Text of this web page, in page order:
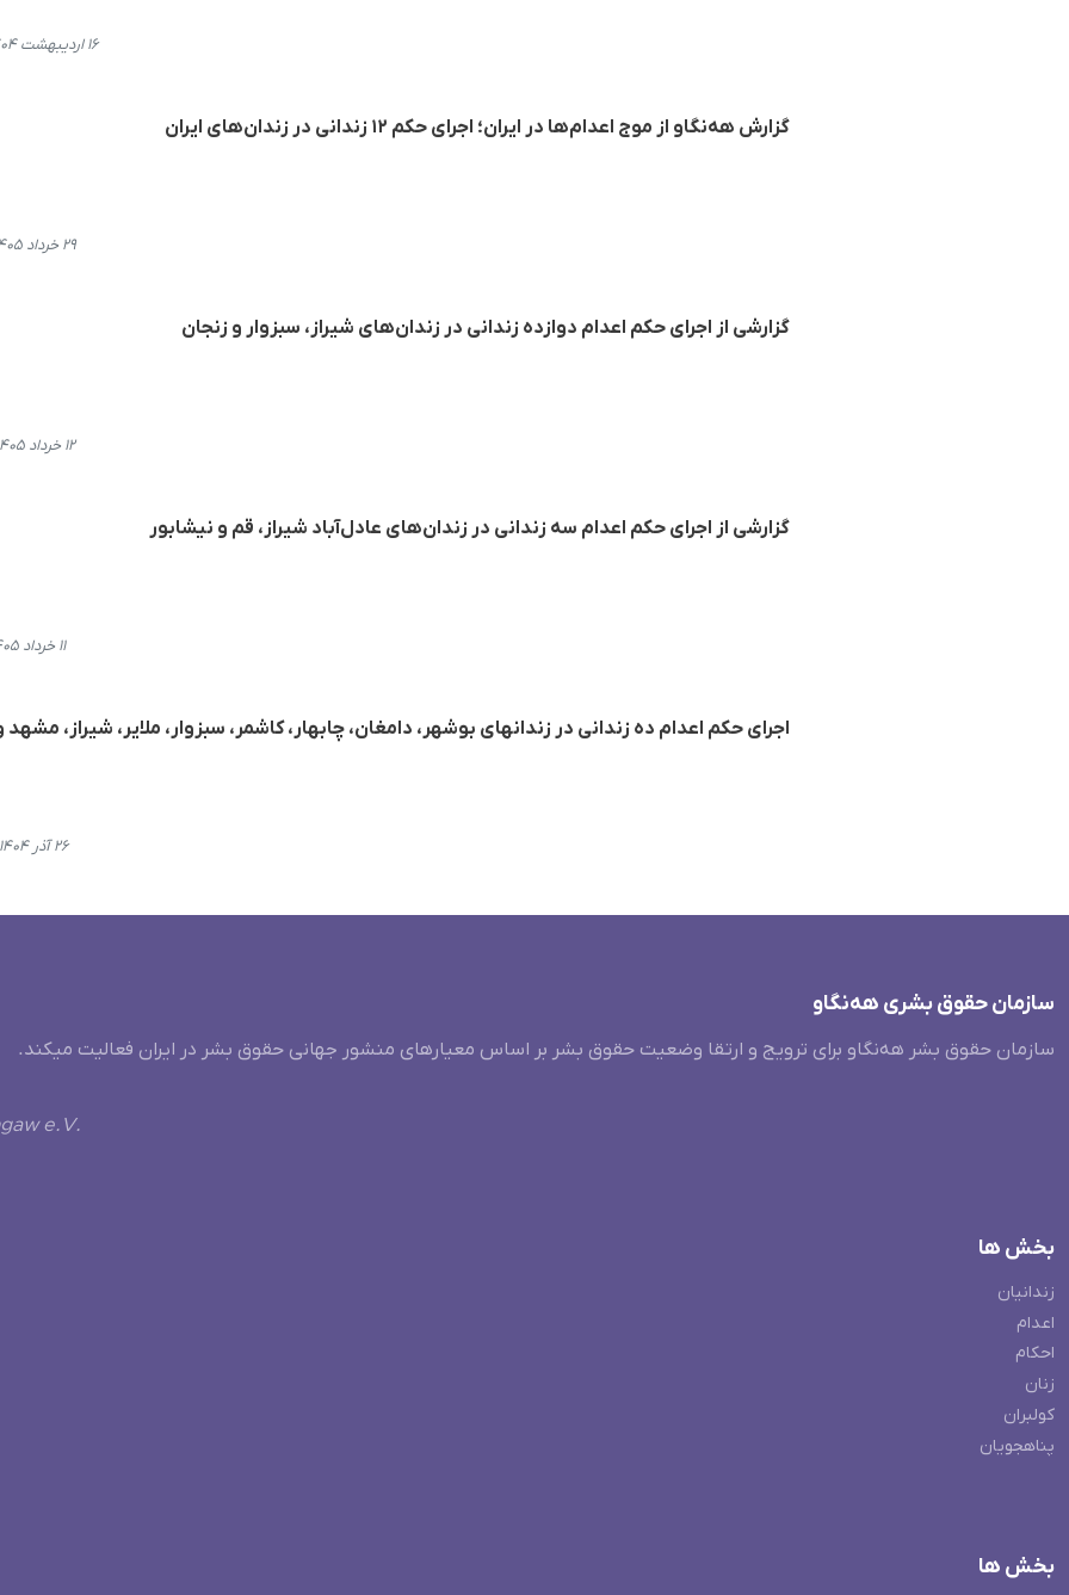
۱۶ اردیبهشت ۱۴۰۴، ۱۶:۱۹
گزارش هه‌نگاو از موج اعدام‌ها در ایران؛ اجرای حکم ۱۲ زندانی در زندان‌های ایران
۲۹ خرداد ۱۴۰۵، ۱۵:۰۲
گزارشی از اجرای حکم اعدام دوازده زندانی در زندان‌های شیراز، سبزوار و زنجان
۱۲ خرداد ۱۴۰۵، ۱۰:۵۴
گزارشی از اجرای حکم اعدام سه زندانی در زندان‌های عادل‌‌آباد شیراز، قم و نیشابور
۱۱ خرداد ۱۴۰۵، ۲۱:۳۱
اجرای حکم اعدام دە زندانی در زندانهای بوشهر، دامغان، چابهار، کاشمر، سبزوار، ملایر، شیراز، مشهد
۲۶ آذر ۱۴۰۴، ۲۳:۴۰
سازمان حقوق بشری هەنگاو
سازمان حقوق بشر هه‌نگاو برای ترویج و ارتقا وضعیت حقوق بشر بر اساس معیارهای منشور جهانی حقوق بشر در ایران فعالیت میکند.
e.V.
بخش ها
زندانیان
اعدام
احکام
زنان
کولبران
پناهجویان
بخش ها